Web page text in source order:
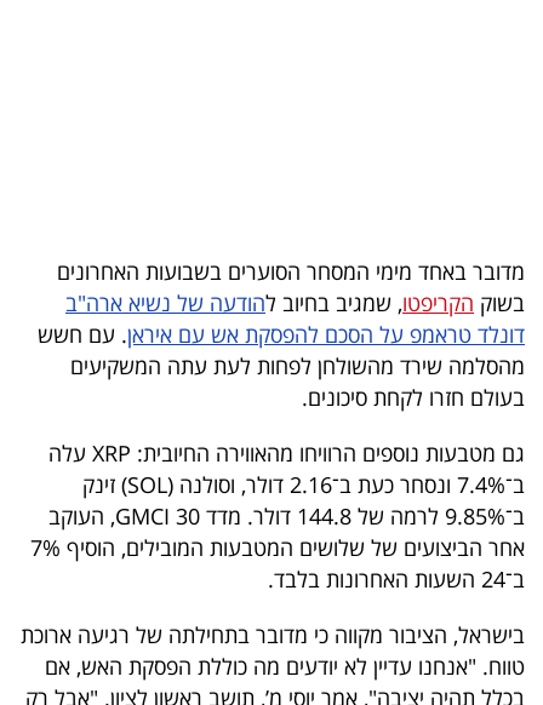
המילון
הכלכלי
פודקאסט
40
UNDER
40
פעולה
מדובר באחד מימי המסחר הסוערים בשבועות האחרונים
בשוק הקריפטו, שמגיב בחיוב להודעה של נשיא ארה"ב
דונלד טראמפ על הסכם להפסקת אש עם איראן. עם חשש
מהסלמה שירד מהשולחן לפחות לעת עתה המשקיעים
בעולם חזרו לקחת סיכונים.
גם מטבעות נוספים הרוויחו מהאווירה החיובית: XRP עלה
ב־7.4% ונסחר כעת ב־2.16 דולר, וסולנה (SOL) זינק
ב־9.85% לרמה של 144.8 דולר. מדד GMCI 30, העוקב
אחר הביצועים של שלושים המטבעות המובילים, הוסיף 7%
ב־24 השעות האחרונות בלבד.
בישראל, הציבור מקווה כי מדובר בתחילתה של רגיעה ארוכת
טווח. "אנחנו עדיין לא יודעים מה כוללת הפסקת האש, אם
בכלל תהיה יציבה", אמר יוסי מ’, תושב ראשון לציון. "אבל רק